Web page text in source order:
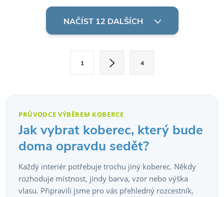
a
NAČÍST 12 DALŠÍCH
á
1 4
PRŮVODCE VÝBĚREM KOBERCE
Jak vybrat koberec, který bude
doma opravdu sedět?
Každý interiér potřebuje trochu jiný koberec. Někdy
rozhoduje místnost, jindy barva, vzor nebo výška
vlasu. Připravili jsme pro vás přehledný rozcestník,